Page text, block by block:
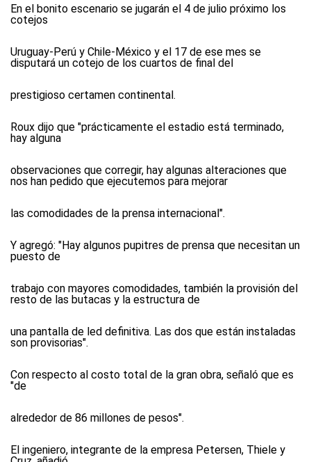
En el bonito escenario se jugarán el 4 de julio próximo los
cotejos
Uruguay-Perú y Chile-México y el 17 de ese mes se
disputará un cotejo de los cuartos de final del
prestigioso certamen continental.
Roux dijo que "prácticamente el estadio está terminado,
hay alguna
observaciones que corregir, hay algunas alteraciones que
nos han pedido que ejecutemos para mejorar
las comodidades de la prensa internacional".
Y agregó: "Hay algunos pupitres de prensa que necesitan un
puesto de
trabajo con mayores comodidades, también la provisión del
resto de las butacas y la estructura de
una pantalla de led definitiva. Las dos que están instaladas
son provisorias".
Con respecto al costo total de la gran obra, señaló que es
"de
alrededor de 86 millones de pesos".
El ingeniero, integrante de la empresa Petersen, Thiele y